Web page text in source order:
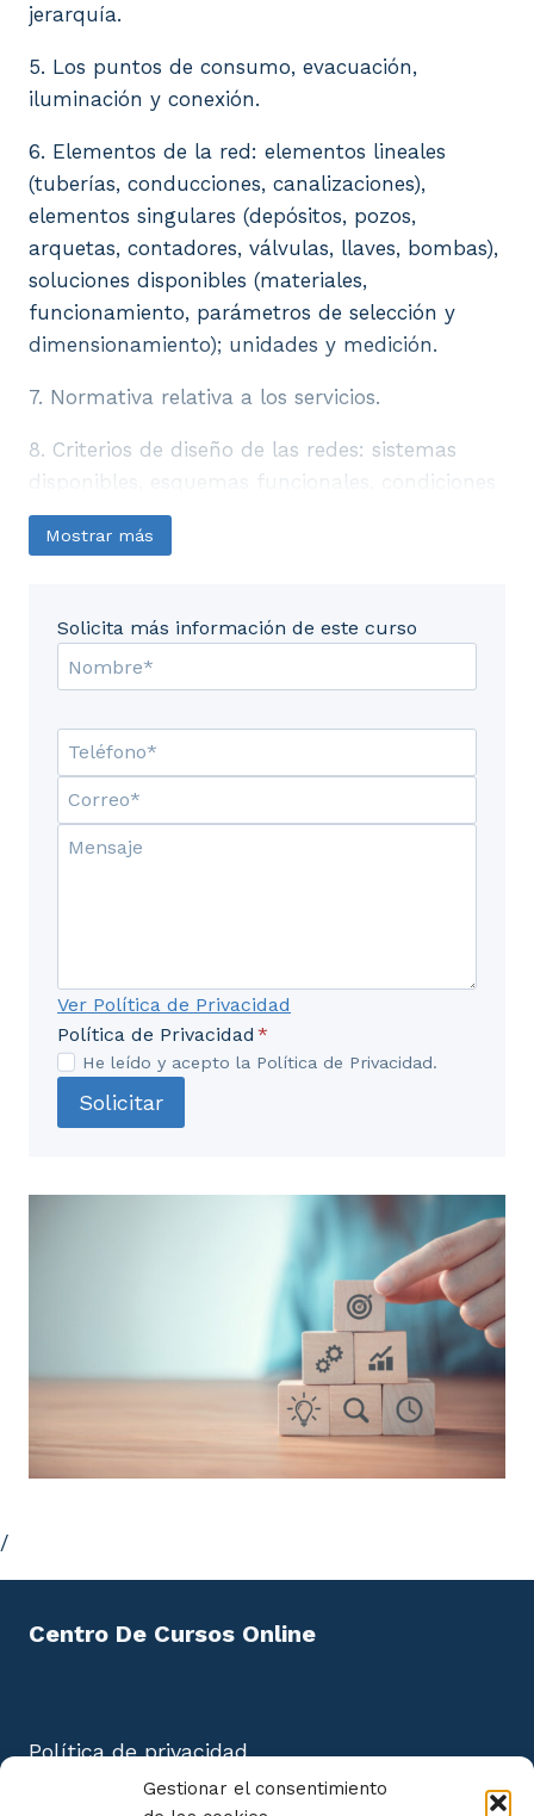
Gestionar el consentimiento
jerarquía.
5. Los puntos de consumo, evacuación,
iluminación y conexión.
6. Elementos de la red: elementos lineales
(tuberías, conducciones, canalizaciones),
elementos singulares (depósitos, pozos,
arquetas, contadores, válvulas, llaves, bombas),
soluciones disponibles (materiales,
funcionamiento, parámetros de selección y
dimensionamiento); unidades y medición.
7. Normativa relativa a los servicios.
8. Criterios de diseño de las redes: sistemas
disponibles, esquemas funcionales, condiciones
de tendido (superficie de asentamiento,
geometría y relleno de zanjas); ubicaciones tipo;
9. La representación en plano.
Mostrar más
Solicita más información de este curso
Ver Política de Privacidad
Política de Privacidad *
He leído y acepto la Política de Privacidad.
Solicitar
/
Centro De Cursos Online
Política de privacidad
Aviso Legal